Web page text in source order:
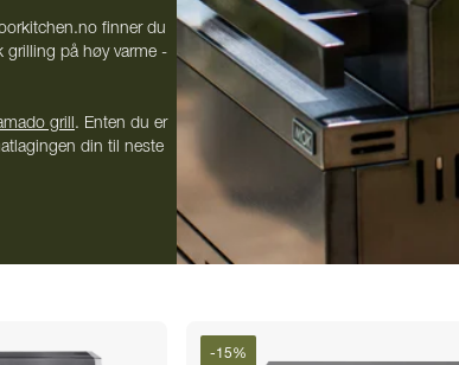
finner du
grilling på høy varme -
grill . Enten du er
din til neste
-15%